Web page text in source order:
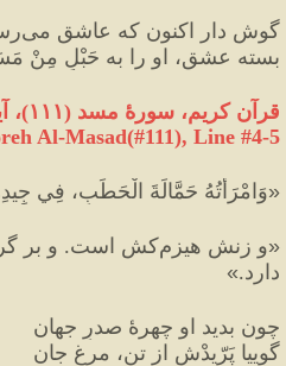
گوش دار اکنون که عاشق می‌رسد
بسته عشق، او را به حَبْلٍ مِنْ
قرآن کریم، سورهٔ مسد (۱۱۱)،
Al-Masad(#111), Line #4-5
«وَامْرَأَتُهُ حَمَّالَةَ الْحَطَبِ، فِي
«
دارد.»
چون بدید او چهرهٔ صدرِ جهان
گوییا پَرّیدْش از تن، مرغِ جان